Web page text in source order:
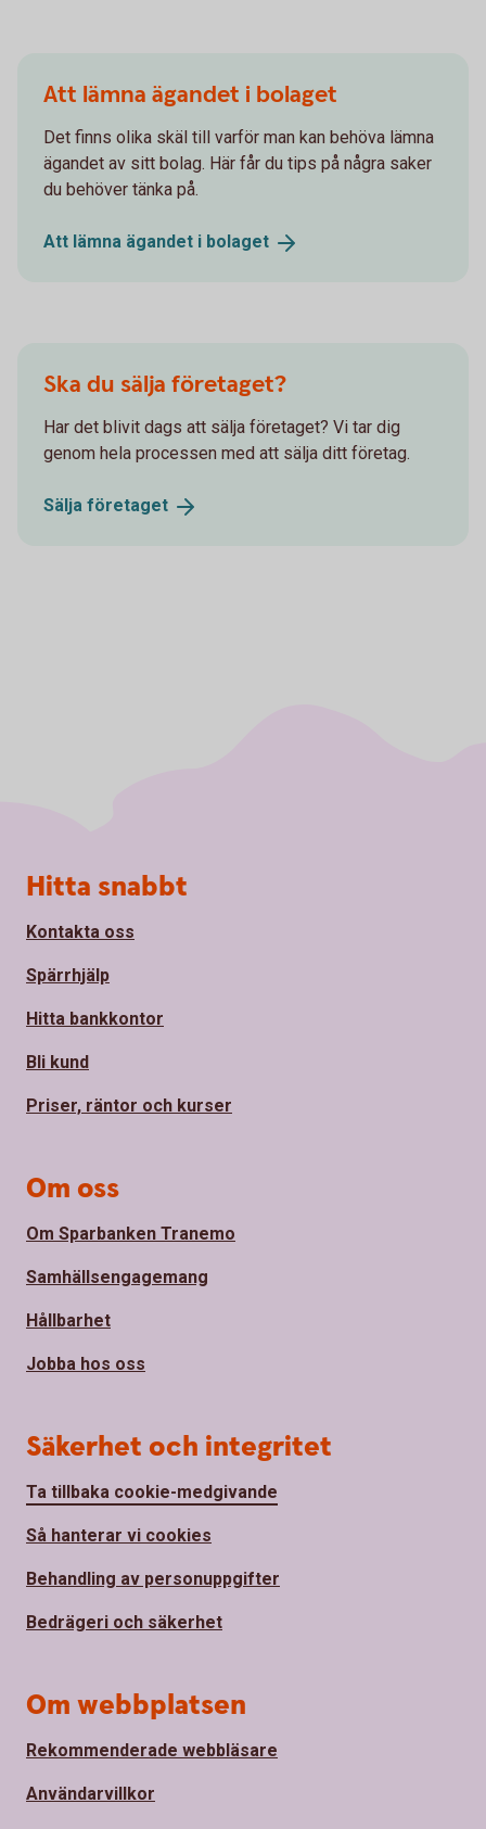
Att lämna ägandet i bolaget
Det finns olika skäl till varför man kan behöva lämna
ägandet av sitt bolag. Här får du tips på några saker
du behöver tänka på.
Att lämna ägandet i bolaget
Ska du sälja företaget?
Har det blivit dags att sälja företaget? Vi tar dig
genom hela processen med att sälja ditt företag.
Sälja företaget
Sidfot
Hitta snabbt
Kontakta oss
Spärrhjälp
Hitta bankkontor
Bli kund
Priser, räntor och kurser
Om oss
Om Sparbanken Tranemo
Samhällsengagemang
Hållbarhet
Jobba hos oss
Säkerhet och integritet
Ta tillbaka cookie-medgivande
Så hanterar vi cookies
Behandling av personuppgifter
Bedrägeri och säkerhet
Om webbplatsen
Rekommenderade webbläsare
Användarvillkor